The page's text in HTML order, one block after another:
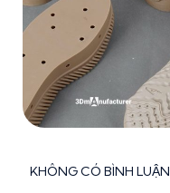
KHÔNG CÓ BÌNH LUẬN